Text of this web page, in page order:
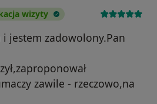
wizyty
i jestem zadowolony.Pan
zawile - rzeczowo,na